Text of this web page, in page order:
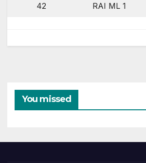
42 RAI ML 1
You missed